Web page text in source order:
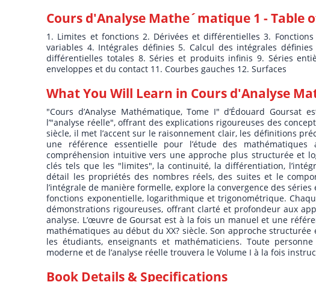
Cours d'Analyse Mathe´matique 1 - Table
1. Limites et fonctions 2. Dérivées et différentielles 3.
variables 4. Intégrales définies 5. Calcul des intégrales
différentielles totales 8. Séries et produits infinis 9. Séries
enveloppes et du contact 11. Courbes gauches 12. Surfaces
What You Will Learn in Cours d'Analyse
"Cours d’Analyse Mathématique, Tome I" d’Édouard
l’"analyse réelle", offrant des explications rigoureuses des
siècle, il met l’accent sur le raisonnement clair, les définitions
une référence essentielle pour l’étude des
compréhension intuitive vers une approche plus structurée et
clés tels que les "limites", la continuité, la différentiation,
détail les propriétés des nombres réels, des suites et le
l’intégrale de manière formelle, explore la convergence des
fonctions exponentielle, logarithmique et trigonométrique.
démonstrations rigoureuses, offrant clarté et profondeur aux
analyse. L’œuvre de Goursat est à la fois un manuel et une
mathématiques au début du XX? siècle. Son approche
les étudiants, enseignants et mathématiciens. Toute
moderne et de l’analyse réelle trouvera le Volume I à la fois
Book Details & Specifications